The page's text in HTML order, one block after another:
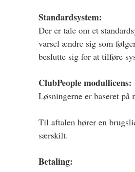
Standardsystem:
Der er tale om et
varsel ændre sig som
beslutte sig for at tilføre
ClubPeople modullicens:
Løsningerne er baseret på
Til aftalen hører en
særskilt.
Betaling: